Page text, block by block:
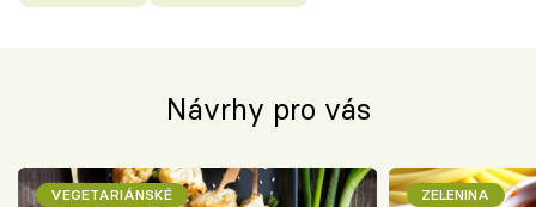
Návrhy pro vás
VEGETARIÁNSKÉ ZELENINA